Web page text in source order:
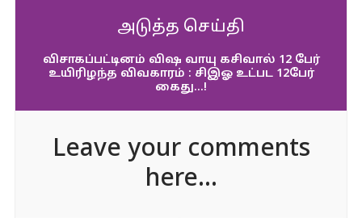
அடுத்த செய்தி
விசாகப்பட்டினம் விஷ வாயு கசிவால் 12 பேர்
உயிரிழந்த விவகாரம் : சிஇஓ உட்பட 12பேர்
கைது…!
Leave your comments
here...